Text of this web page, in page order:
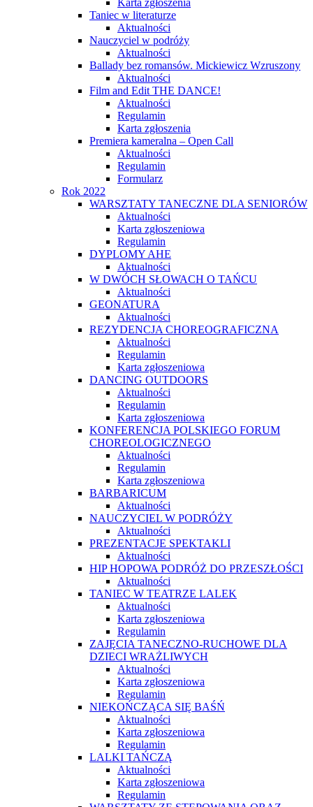
Taniec w literaturze
Aktualności
Nauczyciel w podróży
Aktualności
Ballady bez romansów. Mickiewicz Wzruszony
Aktualności
Film and Edit THE DANCE!
Aktualności
Regulamin
Karta zgłoszenia
Premiera kameralna – Open Call
Aktualności
Regulamin
Formularz
Rok 2022
WARSZTATY TANECZNE DLA SENIORÓW
Aktualności
Karta zgłoszeniowa
Regulamin
DYPLOMY AHE
Aktualności
W DWÓCH SŁOWACH O TAŃCU
Aktualności
GEONATURA
Aktualności
REZYDENCJA CHOREOGRAFICZNA
Aktualności
Regulamin
Karta zgłoszeniowa
DANCING OUTDOORS
Aktualności
Regulamin
Karta zgłoszeniowa
KONFERENCJA POLSKIEGO FORUM
CHOREOLOGICZNEGO
Aktualności
Regulamin
Karta zgłoszeniowa
BARBARICUM
Aktualności
NAUCZYCIEL W PODRÓŻY
Aktualności
PREZENTACJE SPEKTAKLI
Aktualności
HIP HOPOWA PODRÓŻ DO PRZESZŁOŚCI
Aktualności
TANIEC W TEATRZE LALEK
Aktualności
Karta zgłoszeniowa
Regulamin
ZAJĘCIA TANECZNO-RUCHOWE DLA
DZIECI WRAŻLIWYCH
Aktualności
Karta zgłoszeniowa
Regulamin
NIEKOŃCZĄCA SIĘ BAŚŃ
Aktualności
Karta zgłoszeniowa
Regulamin
LALKI TAŃCZĄ
Aktualności
Karta zgłoszeniowa
Regulamin